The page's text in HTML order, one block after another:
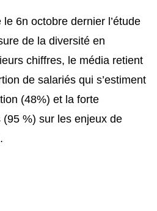
6n octobre dernier l’étude
de la diversité en
chiffres, le média retient
de salariés qui s’estiment
(48%) et la forte
%) sur les enjeux de